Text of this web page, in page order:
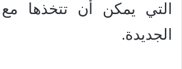
التي يمكن أن تتخذها مع
الجديدة.